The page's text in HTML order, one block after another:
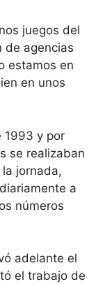
juegos del
de agencias
estamos en
en unos
1993 y por
se realizaban
jornada,
a
números
adelante el
el trabajo de